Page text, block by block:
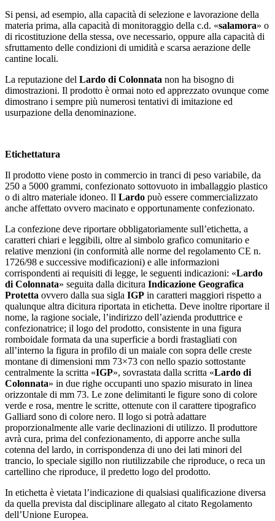
Si pensi, ad esempio, alla capacità di selezione e lavorazione della
materia prima, alla capacità di monitoraggio della c.d. «salamora» o
di ricostituzione della stessa, ove necessario, oppure alla capacità di
sfruttamento delle condizioni di umidità e scarsa aerazione delle
cantine locali.
La reputazione del Lardo di Colonnata non ha bisogno di
dimostrazioni. Il prodotto è ormai noto ed apprezzato ovunque come
dimostrano i sempre più numerosi tentativi di imitazione ed
usurpazione della denominazione.
Etichettatura
Il prodotto viene posto in commercio in tranci di peso variabile, da
250 a 5000 grammi, confezionato sottovuoto in imballaggio plastico
o di altro materiale idoneo. Il Lardo può essere commercializzato
anche affettato ovvero macinato e opportunamente confezionato.
La confezione deve riportare obbligatoriamente sull’etichetta, a
caratteri chiari e leggibili, oltre al simbolo grafico comunitario e
relative menzioni (in conformità alle norme del regolamento CE n.
1726/98 e successive modificazioni) e alle informazioni
corrispondenti ai requisiti di legge, le seguenti indicazioni: «Lardo
di Colonnata» seguita dalla dicitura Indicazione Geografica
Protetta ovvero dalla sua sigla IGP in caratteri maggiori rispetto a
qualunque altra dicitura riportata in etichetta. Deve inoltre riportare il
nome, la ragione sociale, l’indirizzo dell’azienda produttrice e
confezionatrice; il logo del prodotto, consistente in una figura
romboidale formata da una superficie a bordi frastagliati con
all’interno la figura in profilo di un maiale con sopra delle creste
montane di dimensioni mm 73×73 con nello spazio sottostante
centralmente la scritta «IGP», sovrastata dalla scritta «Lardo di
Colonnata» in due righe occupanti uno spazio misurato in linea
orizzontale di mm 73. Le zone delimitanti le figure sono di colore
verde e rosa, mentre le scritte, ottenute con il carattere tipografico
Galliard sono di colore nero. Il logo si potrà adattare
proporzionalmente alle varie declinazioni di utilizzo. Il produttore
avrà cura, prima del confezionamento, di apporre anche sulla
cotenna del lardo, in corrispondenza di uno dei lati minori del
trancio, lo speciale sigillo non riutilizzabile che riproduce, o reca un
cartellino che riproduce, il predetto logo del prodotto.
In etichetta è vietata l’indicazione di qualsiasi qualificazione diversa
da quella prevista dal disciplinare allegato al citato Regolamento
dell’Unione Europea.